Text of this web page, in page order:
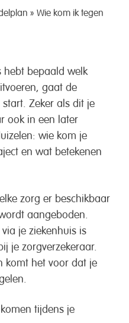
» Wie kom ik tegen
hebt bepaald welk
gaat de
Zeker als dit je
ook in een later
wie kom je
en wat betekenen
zorg er beschikbaar
aangeboden.
je ziekenhuis is
je zorgverzekeraar.
komt het voor dat je
tijdens je